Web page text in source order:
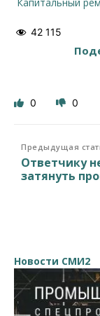
капитальный
42 115
0 0
Предыдущая
Ответчику
затянуть
Новости СМИ2